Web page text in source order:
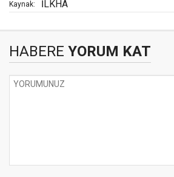
Kaynak: İLKHA
HABERE YORUM KAT